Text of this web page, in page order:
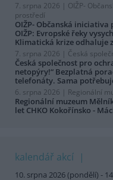
7. srpna 2026 | OIŽP-
prostředí
OIŽP- Občanská
OIŽP: Evropské řeky
Klimatická krize odhaluje
7. srpna 2026 | Česká
Česká společnost pro
netopýry!“ Bezplatná
telefonáty. Sama
6. srpna 2026 | Regionální
Regionální muzeum
let CHKO Kokořínsko -
kalendář akcí
10. srpna 2026 (pondělí) -